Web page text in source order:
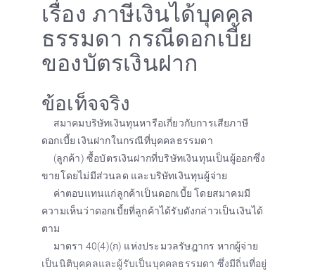
เรื่อง ภาษีเงินได้บุคคล
ธรรมดา กรณีดอกเบี้ย
ของบัตรเงินฝาก
ข้อเท็จจริง
สมาคมบริษัทเงินทุนหารือเกี่ยวกับการเสียภาษี
ดอกเบี้ย เงินฝากในกรณีที่บุคคลธรรมดา
(ลูกค้า) ซื้อบัตรเงินฝากที่บริษัทเงินทุนเป็นผู้ออกซึ่ง
ขายโดยไม่มีส่วนลด และบริษัทเงินทุนผู้จ่าย
ค่าตอบแทนแก่ลูกค้าเป็นดอกเบี้ย โดยสมาคมมี
ความเห็นว่าดอกเบี้ยที่ลูกค้าได้รับดังกล่าวเป็นเงินได้
ตาม
มาตรา 40(4)(ก) แห่งประมวลรัษฎากร หากผู้จ่าย
เป็นนิติบุคคลและผู้รับเป็นบุคคลธรรมดา ซึ่งมีถิ่นที่อยู่